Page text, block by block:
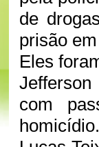
de
prisão
Eles
com
homicídio.